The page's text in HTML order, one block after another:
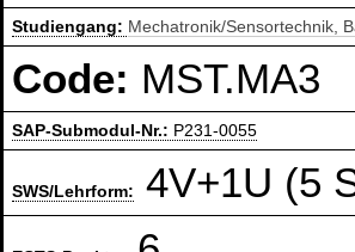
Studiengang: Mechatronik/Sensortechnik,
Code: MST.MA3
SAP-Submodul-Nr.: P231-0055
SWS/Lehrform: 4V+1U (5